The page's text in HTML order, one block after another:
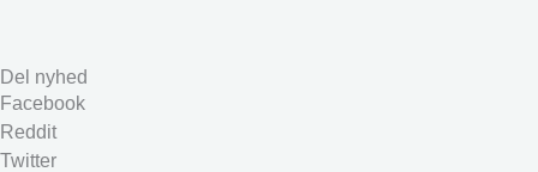
Del nyhed
Facebook
Reddit
Twitter